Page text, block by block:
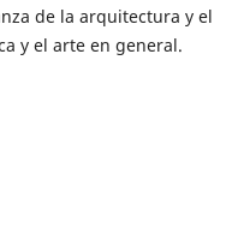
de la arquitectura y el
y el arte en general.